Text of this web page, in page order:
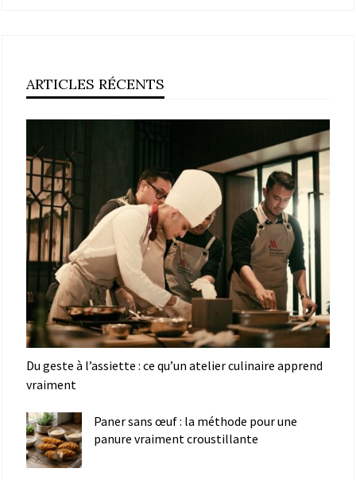
ARTICLES RÉCENTS
Du geste à l’assiette : ce qu’un atelier culinaire apprend
vraiment
Paner sans œuf : la méthode pour une
panure vraiment croustillante